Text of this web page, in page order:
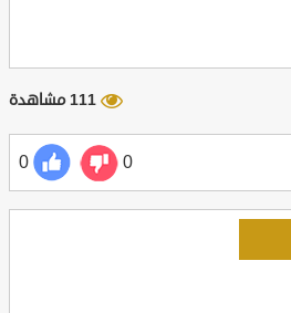
111 مشاهدة
0
0